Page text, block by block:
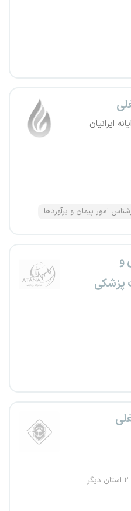
ایرانیان
امور پیمان و برآوردها
و
پزشکی
۲ استان دیگر